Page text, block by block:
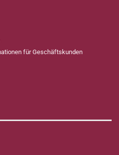
für Geschäftskunden